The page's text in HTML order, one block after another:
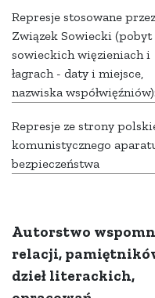
Represje stosowane przez
Związek Sowiecki (pobyt
sowieckich więzieniach i
łagrach - daty i miejsce,
nazwiska współwięźniów):
Represje ze strony
komunistycznego
bezpieczeństwa
Autorstwo
relacji,
dzieł literackich,